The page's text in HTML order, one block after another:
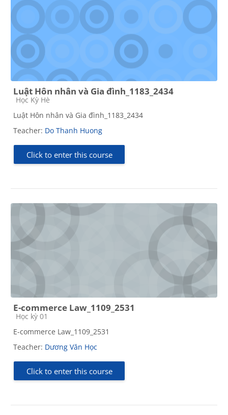
Luật Hôn nhân và Gia đình_1183_2434
Course category
Học Kỳ Hè
Luật Hôn nhân và Gia đình_1183_2434
Teacher: Do Thanh Huong
Click to enter this course
E-commerce Law_1109_2531
Course category
Học kỳ 01
E-commerce Law_1109_2531
Teacher: Dương Văn Học
Click to enter this course